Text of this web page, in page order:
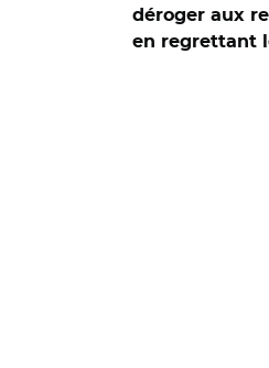
déroger aux
en regrettant